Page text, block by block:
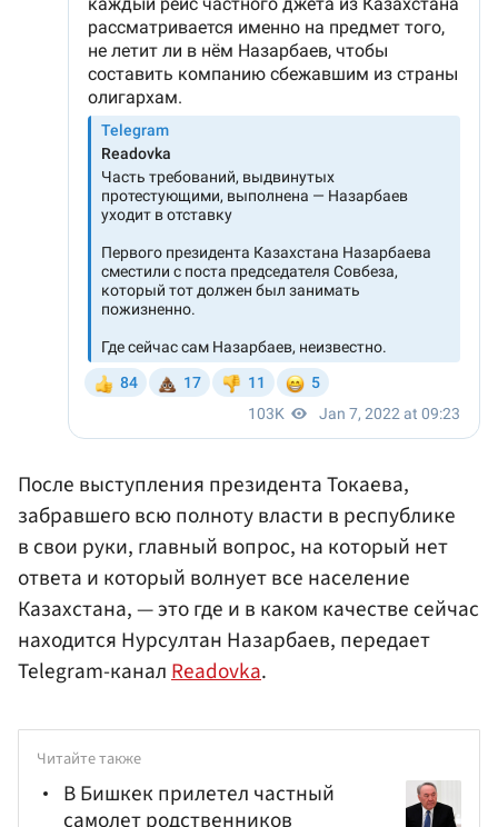
После выступления президента Токаева,
забравшего всю полноту власти в республике
в свои руки, главный вопрос, на который нет
ответа и который волнует все население
Казахстана, — это где и в каком качестве сейчас
находится Нурсултан Назарбаев, передает
Telegram-каналReadovka.
Читайте также
В Бишкек прилетел частный
самолет родственников